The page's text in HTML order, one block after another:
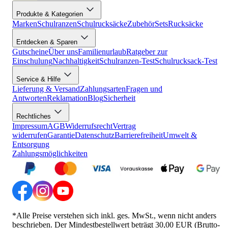
Produkte & Kategorien
MarkenSchulranzenSchulrucksäckeZubehörSetsRucksäcke
Entdecken & Sparen
GutscheineÜber unsFamilienurlaubRatgeber zur
EinschulungNachhaltigkeitSchulranzen-TestSchulrucksack-Test
Service & Hilfe
Lieferung & VersandZahlungsartenFragen und
AntwortenReklamationBlogSicherheit
Rechtliches
ImpressumAGBWiderrufsrechtVertrag
widerrufenGarantieDatenschutzBarrierefreiheitUmwelt &
Entsorgung
Zahlungsmöglichkeiten
*Alle Preise verstehen sich inkl. ges. MwSt., wenn nicht anders
beschrieben. Der Mindestbestellwert beträgt 30,00 EUR (Brutto-